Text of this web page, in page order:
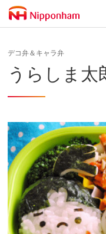
デコ弁＆キャラ弁
うらしま太